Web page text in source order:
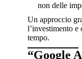
non delle
Un approccio
l’investimento e
tempo.
“Google